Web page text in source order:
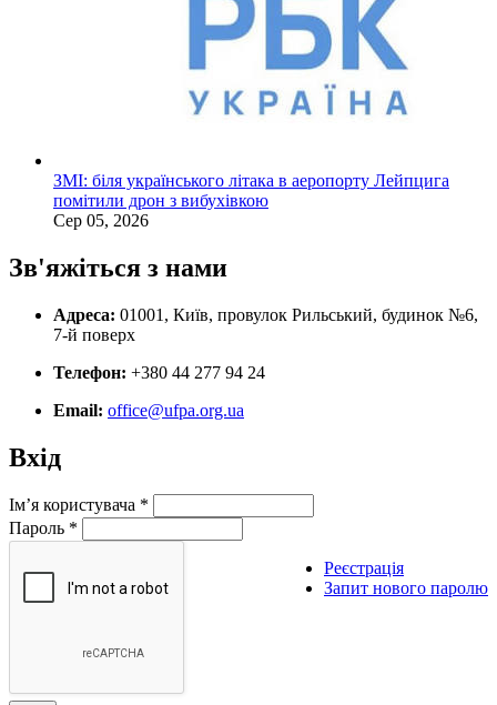
ЗМІ: біля українського літака в аеропорту Лейпцига
помітили дрон з вибухівкою
Сер 05, 2026
Зв'яжіться з нами
Адреса: 01001, Київ, провулок Рильський, будинок №6,
7-й поверх
Телефон: +380 44 277 94 24
Email: office@ufpa.org.ua
Вхід
Ім’я користувача *
Пароль *
Реєстрація
Запит нового паролю